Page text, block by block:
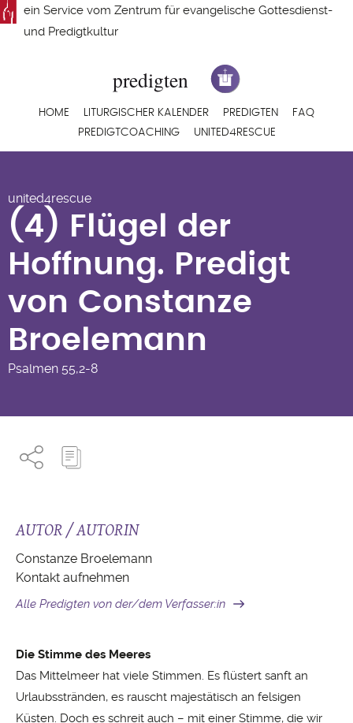
Direkt
zum
ein Service vom Zentrum für evangelische Gottesdienst-
und Predigtkultur
Hauptnavigation
HOME LITURGISCHER KALENDER PREDIGTEN
FAQ
PREDIGTCOACHING
UNITED4RESCUE
Hoffnung. Predigt
von Constanze
Broelemann
united4rescue
(4) Flügel der
Hoffnung. Predigt
von Constanze
Broelemann
Psalmen 55,2-8
AUTOR / AUTORIN
Constanze Broelemann
Kontakt aufnehmen
Alle Predigten von der/dem Verfasser:in
Die Stimme des Meeres
Das Mittelmeer hat viele Stimmen. Es flüstert sanft an
Urlaubsstränden, es rauscht majestätisch an felsigen
Küsten. Doch es schreit auch – mit einer Stimme, die wir